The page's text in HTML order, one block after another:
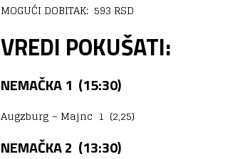
MOGUĆI DOBITAK: 593 RSD
VREDI POKUŠATI:
NEMAČKA 1 (15:30)
Augzburg – Majnc 1 (2,25)
NEMAČKA 2 (13:30)